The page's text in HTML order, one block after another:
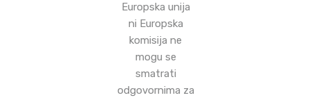
Europska unija
ni Europska
komisija ne
mogu se
smatrati
odgovornima za